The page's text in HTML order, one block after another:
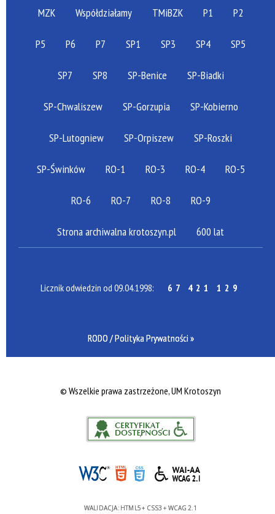
MZK Współdziałamy TMiBZK P1 P2
P5 P6 P7 SP1 SP3 SP4 SP5
SP7 SP8 SP-Benice SP-Biadki
SP-Chwaliszew SP-Gorzupia SP-Kobierno
SP-Lutogniew SP-Orpiszew SP-Roszki
SP-Świnków RO-1 RO-3 RO-4 RO-5
RO-6 RO-7 RO-8 RO-9
Strona archiwalna krotoszyn.pl 600 lat
Licznik odwiedzin od 09.04.1998: 67 421 129
RODO / Polityka Prywatności »
© Wszelkie prawa zastrzeżone, UM Krotoszyn
WALIDACJA: HTML5+ CSS3 + WCAG 2.1